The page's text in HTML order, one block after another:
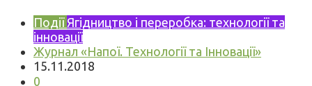
Події Ягідництво і переробка: технології та
інновації
Журнал «Напої. Технології та Інновації»
15.11.2018
0